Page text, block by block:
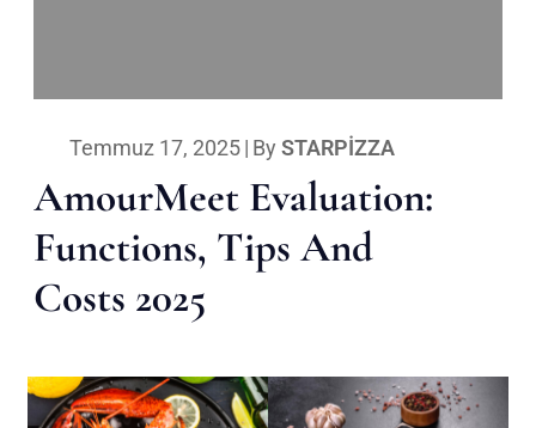
Temmuz 17, 2025| By STARPIZZA
AmourMeet Evaluation:
Functions, Tips And
Costs 2025